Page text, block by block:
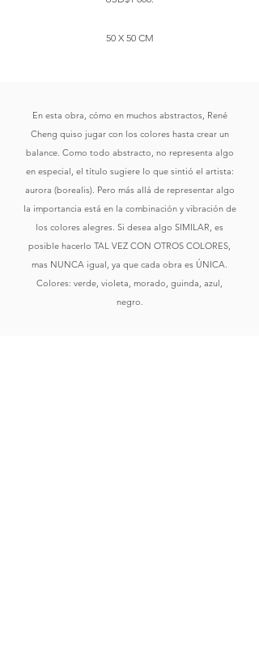
50 X 50 CM
En esta obra, cómo en muchos abstractos, René
Cheng quiso jugar con los colores hasta crear un
balance. Como todo abstracto, no representa algo
en especial, el título sugiere lo que sintió el artista:
aurora (borealis). Pero más allá de representar algo
la importancia está en la combinación y vibración de
los colores alegres. Si desea algo SIMILAR, es
posible hacerlo TAL VEZ CON OTROS COLORES,
mas NUNCA igual, ya que cada obra es ÚNICA.
Colores: verde, violeta, morado, guinda, azul,
negro.